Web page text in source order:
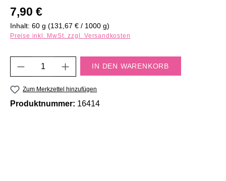
Regulärer Preis:
7,90 €
Inhalt: 60 g (131,67 € / 1000 g)
Preise inkl. MwSt. zzgl. Versandkosten
Produkt Anzahl: Gib den gewünschten
IN DEN WARENKORB
Zum Merkzettel hinzufügen
Produktnummer: 16414